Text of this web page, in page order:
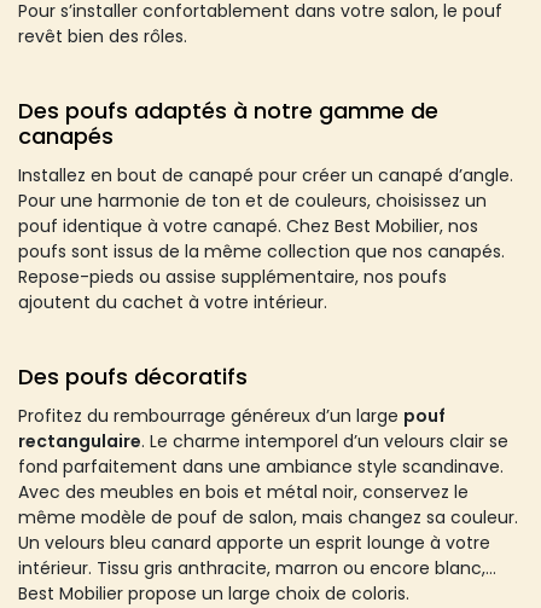
Pour s’installer confortablement dans votre salon, le pouf
revêt bien des rôles.
Des poufs adaptés à notre gamme de
canapés
Installez en bout de canapé pour créer un canapé d’angle.
Pour une harmonie de ton et de couleurs, choisissez un
pouf identique à votre canapé. Chez Best Mobilier, nos
poufs sont issus de la même collection que nos canapés.
Repose-pieds ou assise supplémentaire, nos poufs
ajoutent du cachet à votre intérieur.
Des poufs décoratifs
Profitez du rembourrage généreux d’un large pouf
rectangulaire. Le charme intemporel d’un velours clair se
fond parfaitement dans une ambiance style scandinave.
Avec des meubles en bois et métal noir, conservez le
même modèle de pouf de salon, mais changez sa couleur.
Un velours bleu canard apporte un esprit lounge à votre
intérieur. Tissu gris anthracite, marron ou encore blanc,
Best Mobilier propose un large choix de coloris.